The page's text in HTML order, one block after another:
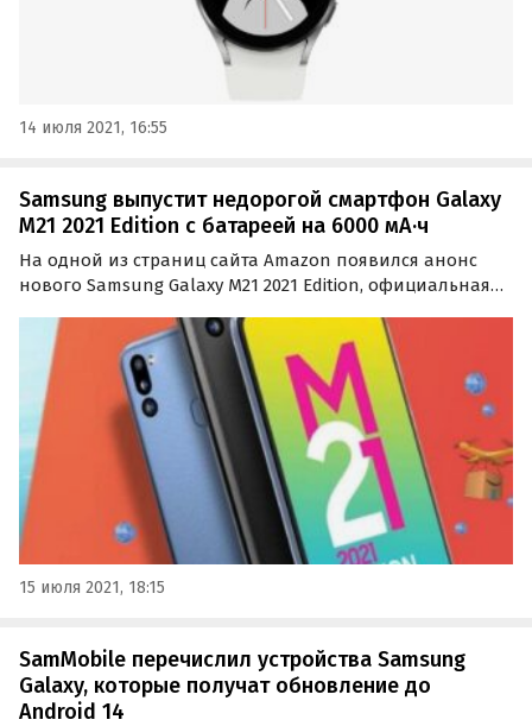
14 июля 2021, 16:55
Samsung выпустит недорогой смартфон Galaxy
M21 2021 Edition с батареей на 6000 мА·ч
На одной из страниц сайта Amazon появился анонс
нового Samsung Galaxy M21 2021 Edition, официальная
Предполагается, что это будет недорогой смартфон
среднего уровня с довольно мощным аккумулятором
15 июля 2021, 18:15
SamMobile перечислил устройства Samsung
Galaxy, которые получат обновление до
Android 14